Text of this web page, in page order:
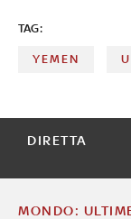
TAG:
YEMEN
DIRETTA
MONDO: